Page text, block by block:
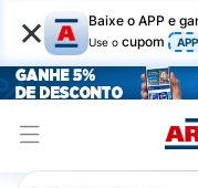
× Baixe o APP e
Use o cupom